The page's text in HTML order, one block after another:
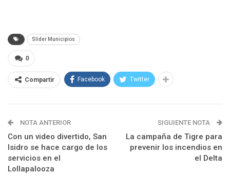
Slider Municipios
0
Compartir Facebook Twitter
NOTA ANTERIOR
Con un video divertido, San
Isidro se hace cargo de los
servicios en el
Lollapalooza
SIGUIENTE NOTA
La campaña de Tigre para
prevenir los incendios en
el Delta